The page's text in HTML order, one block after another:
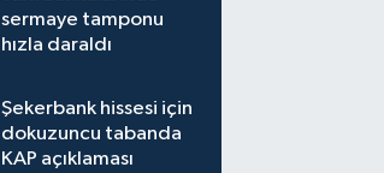
sermaye tamponu
hızla daraldı
Şekerbank hissesi için
dokuzuncu tabanda
KAP açıklaması